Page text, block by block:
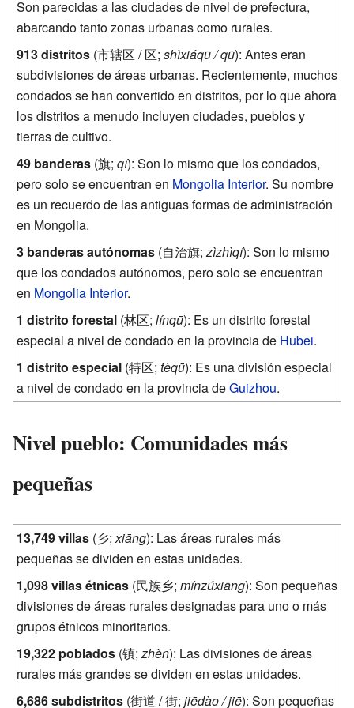
Son parecidas a las ciudades de nivel de prefectura,
abarcando tanto zonas urbanas como rurales.
913 distritos (市辖区 / 区; shìxiáqū / qū): Antes eran
subdivisiones de áreas urbanas. Recientemente, muchos
condados se han convertido en distritos, por lo que ahora
los distritos a menudo incluyen ciudades, pueblos y
tierras de cultivo.
49 banderas (旗; qí): Son lo mismo que los condados,
pero solo se encuentran en Mongolia Interior. Su nombre
es un recuerdo de las antiguas formas de administración
en Mongolia.
3 banderas autónomas (自治旗;zìzhìqí): Son lo mismo
que los condados autónomos, pero solo se encuentran
en Mongolia Interior.
1 distrito forestal (林区; línqū): Es un distrito forestal
especial a nivel de condado en la provincia de Hubei.
1 distrito especial (特区; tèqū): Es una división especial
a nivel de condado en la provincia deGuizhou.
Nivel pueblo: Comunidades más
pequeñas
13,749 villas (乡;xiāng): Las áreas rurales más
pequeñas se dividen en estas unidades.
1,098 villas étnicas (民族乡; mínzúxiāng): Son pequeñas
divisiones de áreas rurales designadas para uno o más
grupos étnicos minoritarios.
19,322 poblados (镇;zhèn): Las divisiones de áreas
rurales más grandes se dividen en estas unidades.
6,686 subdistritos (街道 / 街; jiēdào / jiē): Son pequeñas